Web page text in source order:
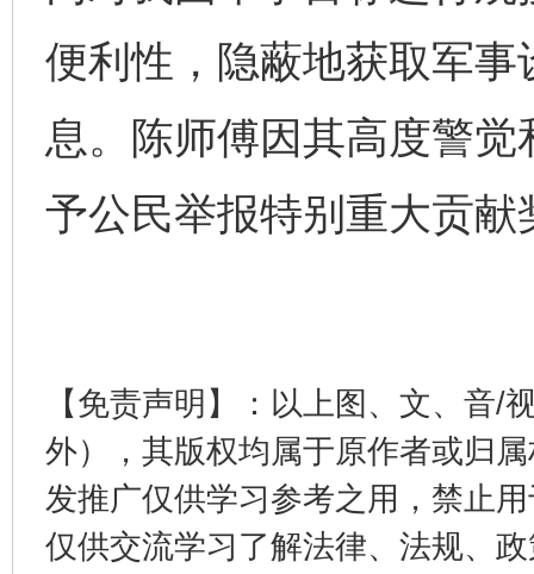
便利性，隐蔽地获取军
息。陈师傅因其高度警
予公民举报特别重大贡献
【免责声明】：以上图、文、音/
外），其版权均属于原作者或归
发推广仅供学习参考之用，禁止
仅供交流学习了解法律、法规、
网上购药对药下症？